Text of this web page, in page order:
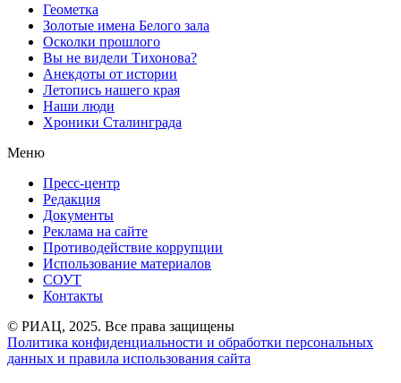
Геометка
Золотые имена Белого зала
Осколки прошлого
Вы не видели Тихонова?
Анекдоты от истории
Летопись нашего края
Наши люди
Хроники Сталинграда
Меню
Пресс-центр
Редакция
Документы
Реклама на сайте
Противодействие коррупции
Использование материалов
СОУТ
Контакты
© РИАЦ, 2025. Все права защищены
Политика конфиденциальности и обработки персональных
данных и правила использования сайта